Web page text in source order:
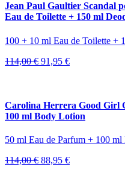
Jean Paul Gaultier Scandal
Eau de Toilette + 150 ml
100 + 10 ml Eau de Toilette +
114,00€ Oorspronkelijke
91,95 €Huidige
Carolina Herrera Good Girl
100 ml Body Lotion
50 ml Eau de Parfum + 100
114,00€ Oorspronkelijke
88,95 €Huidige